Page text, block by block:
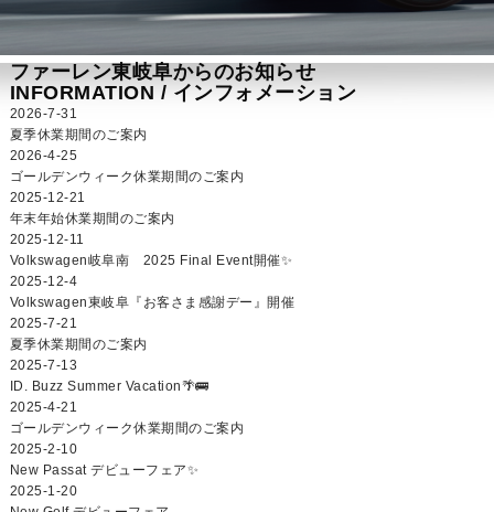
ファーレン東岐阜からのお知らせ
INFORMATION / インフォメーション
2026-7-31
夏季休業期間のご案内
2026-4-25
ゴールデンウィーク休業期間のご案内
2025-12-21
年末年始休業期間のご案内
2025-12-11
Volkswagen岐阜南 2025 Final Event開催✨
2025-12-4
Volkswagen東岐阜『お客さま感謝デー』開催
2025-7-21
夏季休業期間のご案内
2025-7-13
ID. Buzz Summer Vacation🌴🚌
2025-4-21
ゴールデンウィーク休業期間のご案内
2025-2-10
New Passat デビューフェア✨
2025-1-20